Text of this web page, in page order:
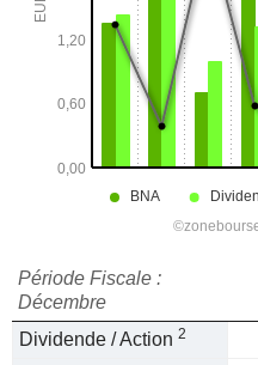
Période Fiscale :
Décembre
Dividende / Action 2